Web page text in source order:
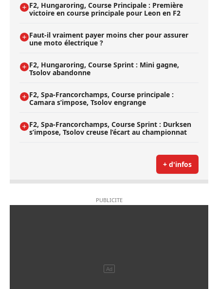
F2, Hungaroring, Course Principale : Première
victoire en course principale pour Leon en F2
Faut-il vraiment payer moins cher pour assurer
une moto électrique ?
F2, Hungaroring, Course Sprint : Mini gagne,
Tsolov abandonne
F2, Spa-Francorchamps, Course principale :
Camara s’impose, Tsolov engrange
F2, Spa-Francorchamps, Course Sprint : Durksen
s’impose, Tsolov creuse l’écart au championnat
+ d'infos